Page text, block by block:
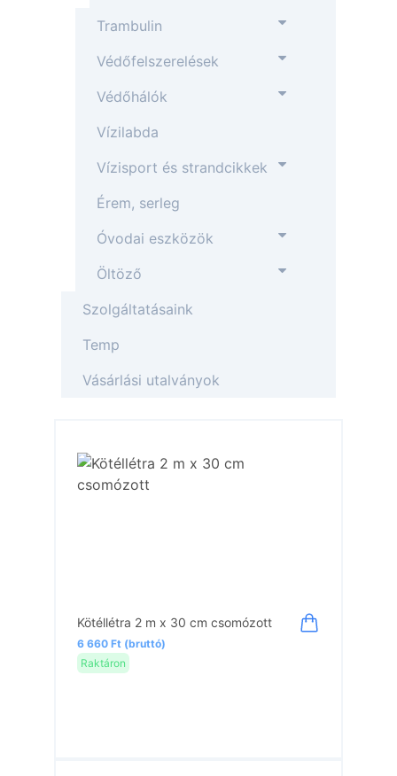
Trambulin
Védőfelszerelések
Védőhálók
Vízilabda
Vízisport és strandcikkek
Érem, serleg
Óvodai eszközök
Öltöző
Szolgáltatásaink
Temp
Vásárlási utalványok
Kötéllétra 2 m x 30 cm csomózott
6 660 Ft (bruttó)
Raktáron